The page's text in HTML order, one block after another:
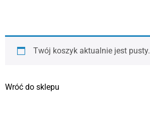
Twój koszyk aktualnie jest pusty.
Wróć do sklepu